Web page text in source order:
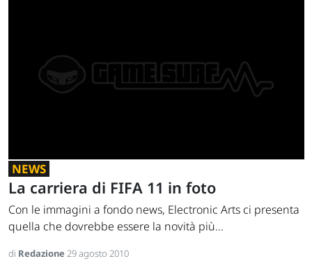
NEWS
La carriera di FIFA 11 in foto
Con le immagini a fondo news, Electronic Arts ci presenta
quella che dovrebbe essere la novità più...
di Redazione29 agosto 2010